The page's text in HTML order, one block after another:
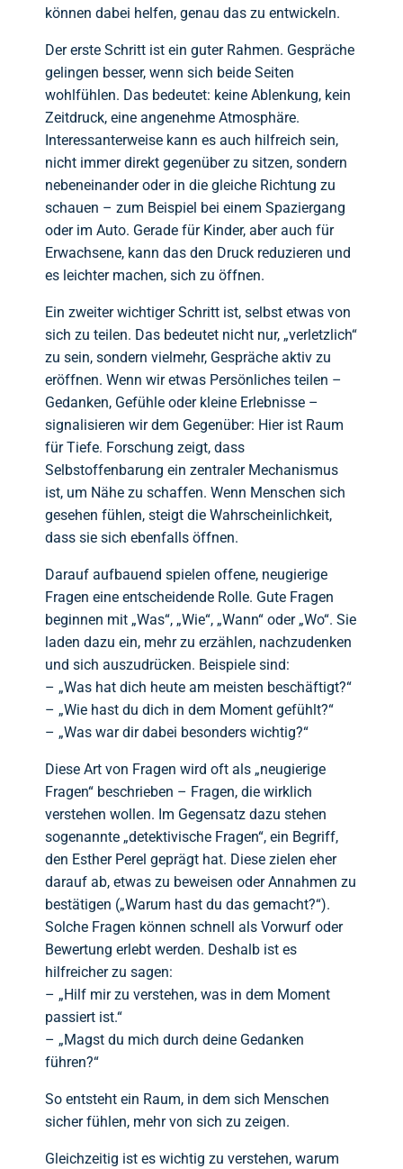
können dabei helfen, genau das zu entwickeln.
Der erste Schritt ist ein guter Rahmen. Gespräche
gelingen besser, wenn sich beide Seiten
wohlfühlen. Das bedeutet: keine Ablenkung, kein
Zeitdruck, eine angenehme Atmosphäre.
Interessanterweise kann es auch hilfreich sein,
nicht immer direkt gegenüber zu sitzen, sondern
nebeneinander oder in die gleiche Richtung zu
schauen – zum Beispiel bei einem Spaziergang
oder im Auto. Gerade für Kinder, aber auch für
Erwachsene, kann das den Druck reduzieren und
es leichter machen, sich zu öffnen.
Ein zweiter wichtiger Schritt ist, selbst etwas von
sich zu teilen. Das bedeutet nicht nur, „verletzlich“
zu sein, sondern vielmehr, Gespräche aktiv zu
eröffnen. Wenn wir etwas Persönliches teilen –
Gedanken, Gefühle oder kleine Erlebnisse –
signalisieren wir dem Gegenüber: Hier ist Raum
für Tiefe. Forschung zeigt, dass
Selbstoffenbarung ein zentraler Mechanismus
ist, um Nähe zu schaffen. Wenn Menschen sich
gesehen fühlen, steigt die Wahrscheinlichkeit,
dass sie sich ebenfalls öffnen.
Darauf aufbauend spielen offene, neugierige
Fragen eine entscheidende Rolle. Gute Fragen
beginnen mit „Was“, „Wie“, „Wann“ oder „Wo“. Sie
laden dazu ein, mehr zu erzählen, nachzudenken
und sich auszudrücken. Beispiele sind:
– „Was hat dich heute am meisten beschäftigt?“
– „Wie hast du dich in dem Moment gefühlt?“
– „Was war dir dabei besonders wichtig?“
Diese Art von Fragen wird oft als „neugierige
Fragen“ beschrieben – Fragen, die wirklich
verstehen wollen. Im Gegensatz dazu stehen
sogenannte „detektivische Fragen“, ein Begriff,
den Esther Perel geprägt hat. Diese zielen eher
darauf ab, etwas zu beweisen oder Annahmen zu
bestätigen („Warum hast du das gemacht?“).
Solche Fragen können schnell als Vorwurf oder
Bewertung erlebt werden. Deshalb ist es
hilfreicher zu sagen:
– „Hilf mir zu verstehen, was in dem Moment
passiert ist.“
– „Magst du mich durch deine Gedanken
führen?“
So entsteht ein Raum, in dem sich Menschen
sicher fühlen, mehr von sich zu zeigen.
Gleichzeitig ist es wichtig zu verstehen, warum